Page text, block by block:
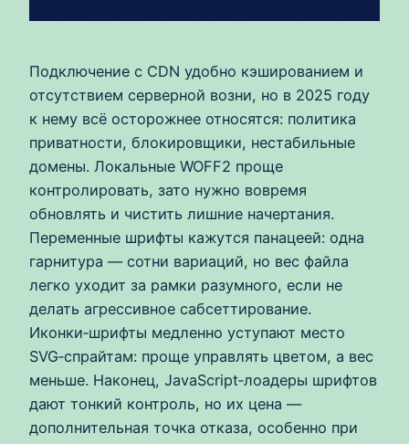
Подключение с CDN удобно кэшированием и
отсутствием серверной возни, но в 2025 году
к нему всё осторожнее относятся: политика
приватности, блокировщики, нестабильные
домены. Локальные WOFF2 проще
контролировать, зато нужно вовремя
обновлять и чистить лишние начертания.
Переменные шрифты кажутся панацеей: одна
гарнитура — сотни вариаций, но вес файла
легко уходит за рамки разумного, если не
делать агрессивное сабсеттирование.
Иконки‑шрифты медленно уступают место
SVG‑спрайтам: проще управлять цветом, а вес
меньше. Наконец, JavaScript‑лоадеры шрифтов
дают тонкий контроль, но их цена —
дополнительная точка отказа, особенно при